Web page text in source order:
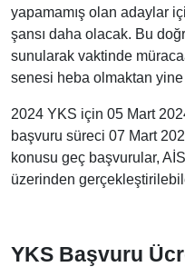
yapamamış olan adaylar
şansı daha olacak. Bu
sunularak vaktinde
senesi heba olmaktan yine
2024 YKS için 05 Mart
başvuru süreci 07 Mart
konusu geç başvurular,
üzerinden
YKS Başvuru